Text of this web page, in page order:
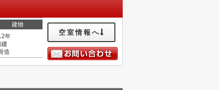
建物
年
建
造
空室情報へ